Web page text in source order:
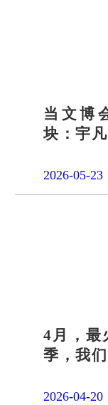
当文博
块：宇
答卷
2026-05-23
4月，最
季，我
2026-04-20